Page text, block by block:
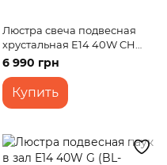
Люстра свеча подвесная
хрустальная E14 40W CH
(BCL-378S/5)
6 990 грн
Купить